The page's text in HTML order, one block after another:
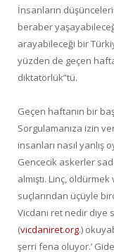
İnsanların
beraber
arayabileceği bir
yüzden de geçen
diktatörlük”tü.
Geçen haftanın bir
Sorgulamanıza izin
insanları nasıl yanlış
Gencecik askerler
almıştı. Linç,
suçlarından üçüyle
Vicdani ret nedir diye
(vicdaniret.org.)
şerri fena oluyor.’